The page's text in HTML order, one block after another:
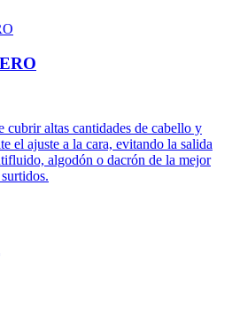
cubrir altas cantidades de cabello y
el ajuste a la cara, evitando la salida
algodón o dacrón de la mejor